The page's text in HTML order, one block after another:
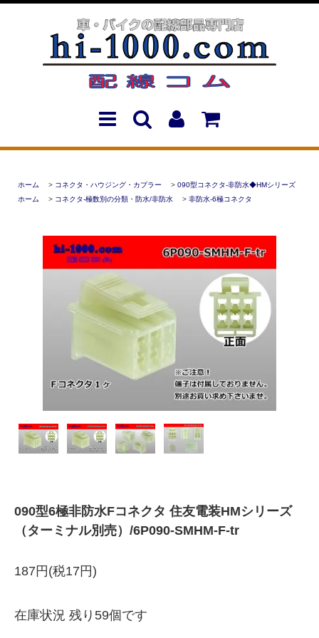
ホーム > コネクタ・ハウジング・カプラー > 090型コネクタ-非防水◆HMシリーズ
ホーム
> コネクタ-極数別の分類・防水/非防水 > 非防水-6極コネクタ
090型6極非防水Fコネクタ 住友電装HMシリーズ
（ターミナル別売）/6P090-SMHM-F-tr
187円(税17円)
在庫状況 残り59個です